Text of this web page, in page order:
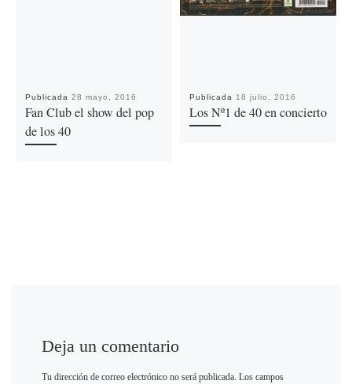
Publicada 28 mayo, 2016
Fan Club el show del pop
de los 40
Publicada 18 julio, 2016
Los Nº1 de 40 en concierto
Deja un comentario
Tu dirección de correo electrónico no será publicada. Los campos